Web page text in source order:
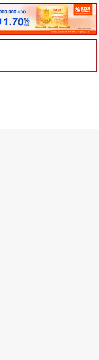
เปิดศึกทางออกเศรษฐกิ
และ กกร. รวมพลังภาครัฐ–เอกช